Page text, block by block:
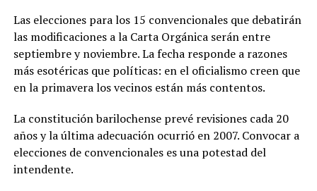
Las elecciones para los 15 convencionales que debatirán
las modificaciones a la Carta Orgánica serán entre
septiembre y noviembre. La fecha responde a razones
más esotéricas que políticas: en el oficialismo creen que
en la primavera los vecinos están más contentos.
La constitución barilochense prevé revisiones cada 20
años y la última adecuación ocurrió en 2007. Convocar a
elecciones de convencionales es una potestad del
intendente.